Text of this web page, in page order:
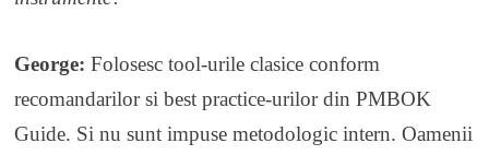
George: Folosesc tool-urile clasice conform
recomandarilor si best practice-urilor din PMBOK
Guide. Si nu sunt impuse metodologic intern. Oamenii